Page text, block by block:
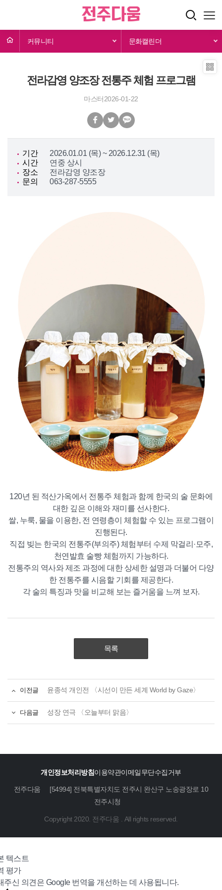
커뮤니티 문화캘린더
전라감영 양조장 전통주 체험 프로그램
마스터2026-01-22
기간
2026.01.01 (목) ~ 2026.12.31 (목)
시간
연중 상시
장소
전라감영 양조장
문의
063-287-5555
120년 된 적산가옥에서 전통주 체험과 함께 한국의 술 문화에
대한 깊은 이해와 재미를 선사한다.
쌀, 누룩, 물을 이용한, 전 연령층이 체험할 수 있는 프로그램이
진행된다.
직접 빚는 한국의 전통주(부의주) 체험부터 수제 막걸리·모주,
천연발효 술빵 체험까지 가능하다.
전통주의 역사와 제조 과정에 대한 상세한 설명과 더불어 다양
한 전통주를 시음할 기회를 제공한다.
각 술의 특징과 맛을 비교해 보는 즐거움을 느껴 보자.
목록
이전글 윤종석 개인전 〈시선이 만든 세계 World by Gaze〉
다음글 성장 연극 〈오늘부터 맑음〉
개인정보처리방침이용약관이메일무단수집거부
전주다움
[54994] 전북특별자치도 전주시 완산구 노송광장로 10
전주시청
Copyright 2020. 전주다움 . All rights reserved.
텍스트
평가
주신 의견은 Google 번역을 개선하는 데 사용됩니다.